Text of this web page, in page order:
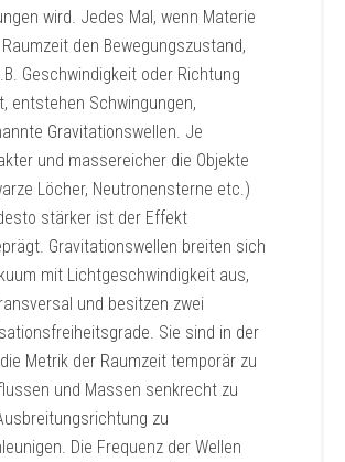
wird. Jedes Mal, wenn Materie
den Bewegungszustand,
Geschwindigkeit oder Richtung
entstehen Schwingungen,
Gravitationswellen. Je
und massereicher die Objekte
Löcher, Neutronensterne etc.)
stärker ist der Effekt
Gravitationswellen breiten sich
mit Lichtgeschwindigkeit aus,
und besitzen zwei
Sie sind in der
Metrik der Raumzeit temporär zu
und Massen senkrecht zu
zu
Die Frequenz der Wellen